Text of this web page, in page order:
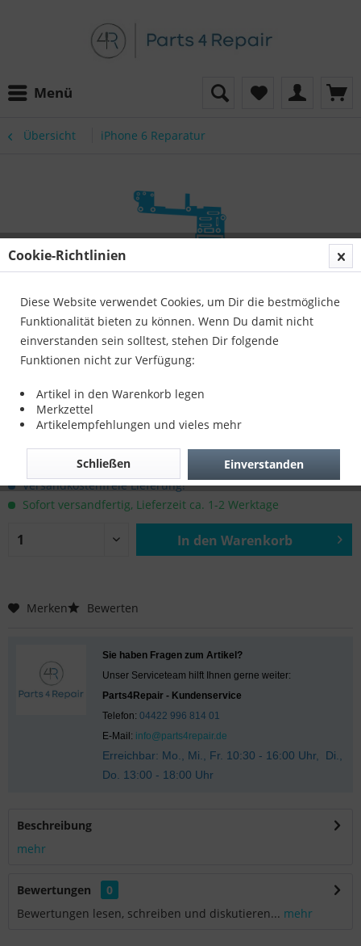
Menü
Übersicht iPhone 6 Reparatur
89,00 € *
zzgl. Versandkosten
Versandkostenfreie Lieferung!
Sofort versandfertig, Lieferzeit ca. 1-2 Werktage
In den Warenkorb
Merken Bewerten
Sie haben Fragen zum Artikel?
Unser Serviceteam hilft Ihnen gerne weiter:
Parts4Repair - Kundenservice
Telefon: 04422 996 814 01
E-Mail: info@parts4repair.de
Erreichbar: Mo., Mi., Fr. 10:30 - 16:00 Uhr, Di.,
Do. 13:00 - 18:00 Uhr
Beschreibung
mehr
Bewertungen
0
Bewertungen lesen, schreiben und diskutieren... mehr
Cookie-Richtlinien
Diese Website verwendet Cookies, um Dir die bestmögliche
Funktionalität bieten zu können. Wenn Du damit nicht
einverstanden sein solltest, stehen Dir folgende
Funktionen nicht zur Verfügung:
Artikel in den Warenkorb legen
Merkzettel
Artikelempfehlungen und vieles mehr
Einverstanden
Schließen